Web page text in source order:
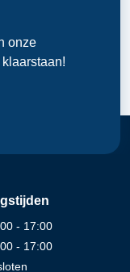
onze
- 17:00
- 17:00